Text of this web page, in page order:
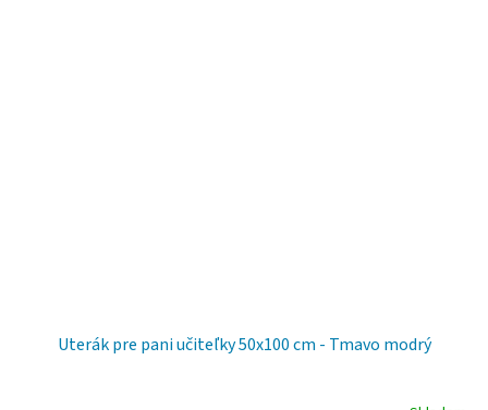
Uterák pre pani učiteľky 50x100 cm - Tmavo modrý